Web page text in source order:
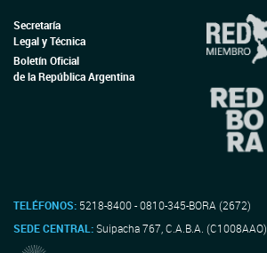
Secretaría
Legal y Técnica
Boletín Oficial
de la República Argentina
TELÉFONOS: 5218-8400 - 0810-345-BORA (2672)
SEDE CENTRAL:Suipacha 767, C.A.B.A. (C1008AAO)